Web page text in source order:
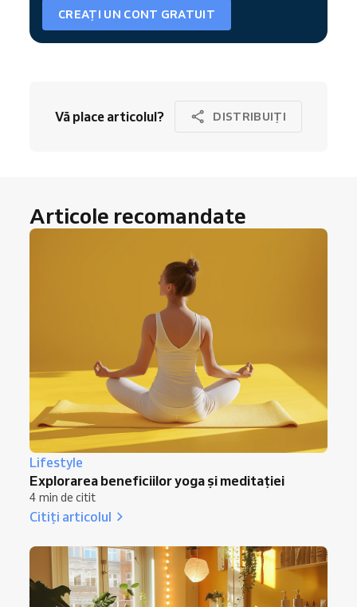
CREAȚI UN CONT GRATUIT
Vă place articolul? DISTRIBUIȚI
Articole recomandate
Lifestyle
Explorarea beneficiilor yoga și meditației
4 min de citit
Citiți articolul